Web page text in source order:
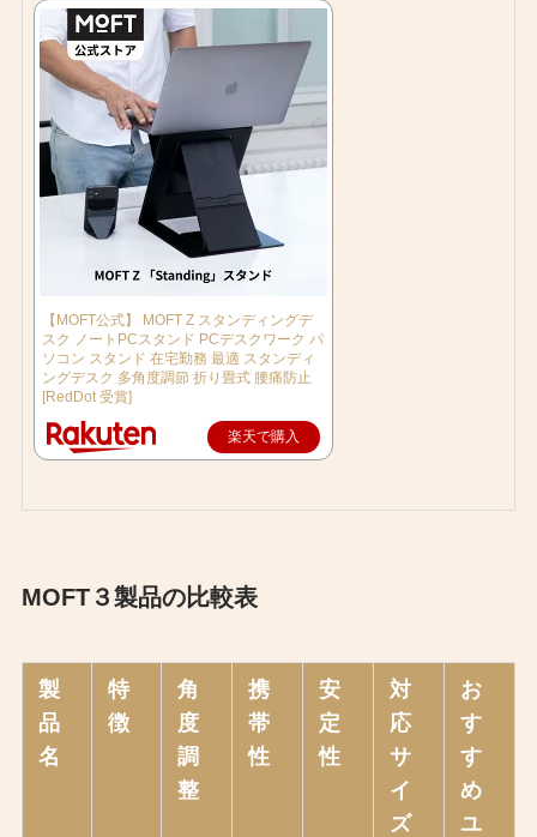
【MOFT公式】 MOFT Z スタンディングデ
スク ノートPCスタンド PCデスクワーク パ
ソコン スタンド 在宅勤務 最適 スタンディ
ングデスク 多角度調節 折り畳式 腰痛防止
[RedDot 受賞]
楽天で購入
MOFT３製品の比較表
製
品
名
特
徴
角
度
調
整
携
帯
性
安
定
性
対
応
サ
イ
ズ
お
す
す
め
ユ